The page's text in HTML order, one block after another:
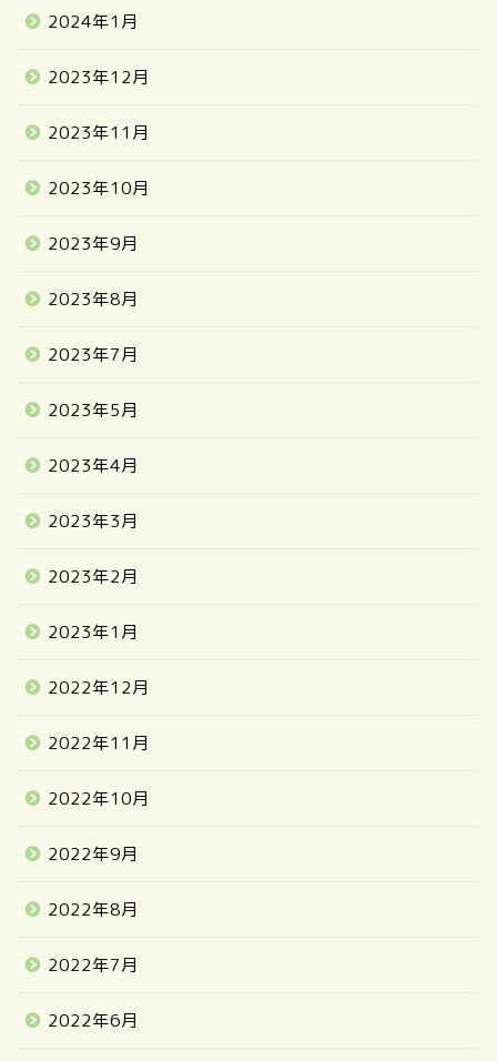
2024年1月
2023年12月
2023年11月
2023年10月
2023年9月
2023年8月
2023年7月
2023年5月
2023年4月
2023年3月
2023年2月
2023年1月
2022年12月
2022年11月
2022年10月
2022年9月
2022年8月
2022年7月
2022年6月